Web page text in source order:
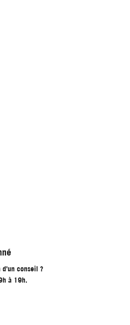
d'un conseil ?
à 19h.